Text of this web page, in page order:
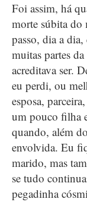
Foi assim, há
morte súbita do
passo, dia a
muitas partes
acreditava ser.
eu perdi, ou
esposa,
um pouco filha
quando, além
envolvida. Eu
marido, mas
se tudo
pegadinha